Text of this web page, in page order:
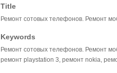
Title
Ремонт сотовых телефонов. Ремонт
Keywords
Ремонт сотовых телефонов. Ремонт
ремонт playstation 3, ремонт nokia,